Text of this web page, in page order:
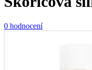
0 hodnocení